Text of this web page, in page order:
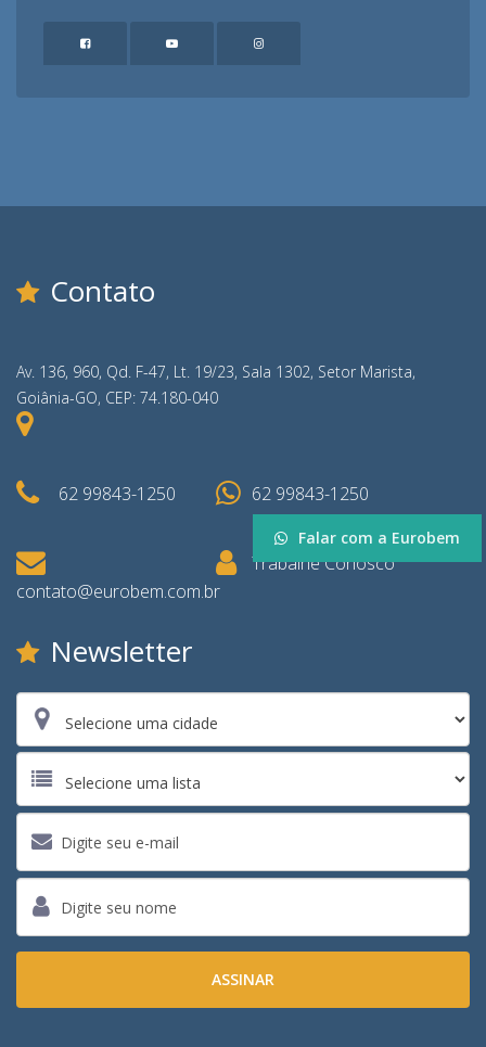
Contato
Av. 136, 960, Qd. F-47, Lt. 19/23, Sala 1302, Setor Marista,
Goiânia-GO, CEP: 74.180-040
62 99843-1250 62 99843-1250
contato@eurobem.com.br
Trabalhe Conosco
Newsletter
Falar com a Eurobem